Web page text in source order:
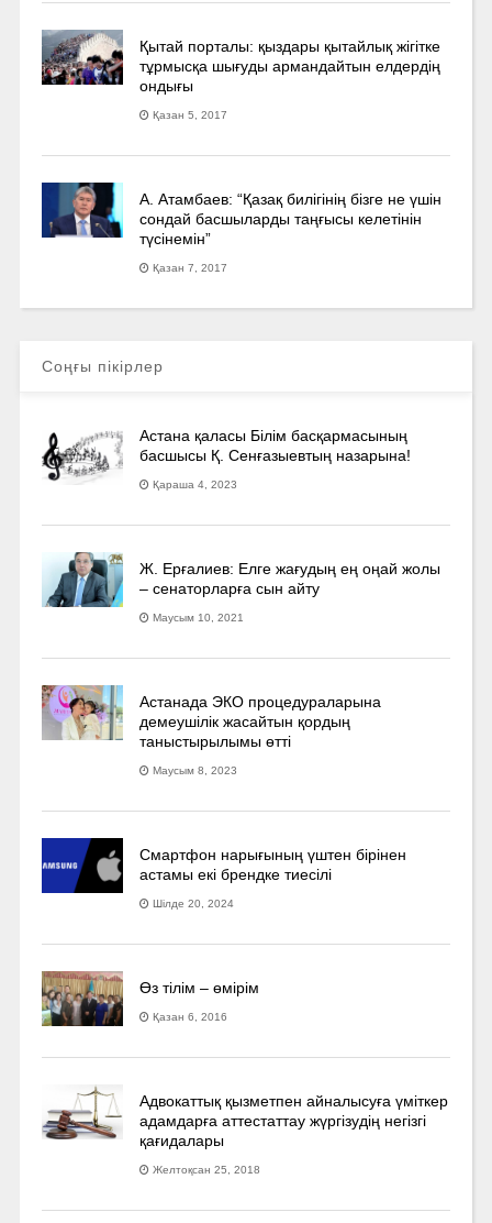
Қытай порталы: қыздары қытайлық жігітке
тұрмысқа шығуды армандайтын елдердің
ондығы
Қазан 5, 2017
А. Атамбаев: “Қазақ билігінің бізге не үшін
сондай басшыларды таңғысы келетінін
түсінемін”
Қазан 7, 2017
Соңғы пікірлер
Астана қаласы Білім басқармасының
басшысы Қ. Сенғазыевтың назарына!
Қараша 4, 2023
Ж. Ерғалиев: Елге жағудың ең оңай жолы
– сенаторларға сын айту
Маусым 10, 2021
Астанада ЭКО процедураларына
демеушілік жасайтын қордың
таныстырылымы өтті
Маусым 8, 2023
Смартфон нарығының үштен бірінен
астамы екі брендке тиесілі
Шілде 20, 2024
Өз тілім – өмірім
Қазан 6, 2016
Адвокаттық қызметпен айналысуға үмiткер
адамдарға аттестаттау жүргізудің негізгі
қағидалары
Желтоқсан 25, 2018